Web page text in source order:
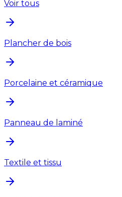
Voir tous
Plancher de bois
Porcelaine et céramique
Panneau de laminé
Textile et tissu